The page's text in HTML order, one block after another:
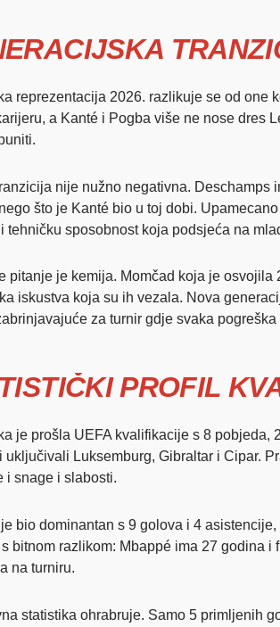
reprezentacija 2026. razlikuje se od one
a Kanté i Pogba više ne nose dres
nije nužno negativna.
što je Kanté bio u toj dobi.
tehničku sposobnost koja podsjeća na
pitanje je kemija. Momčad koja je
iskustva koja su ih vezala. Nova
za turnir gdje svaka
PROFIL
je prošla UEFA kvalifikacije s 8 pobjeda,
uključivali Luksemburg, Gibraltar i Cipar.
i snage i slabosti.
bio dominantan s 9 golova i 4
bitnom razlikom: Mbappé ima 27 godina
na turniru.
statistika ohrabruje. Samo 5 primljenih